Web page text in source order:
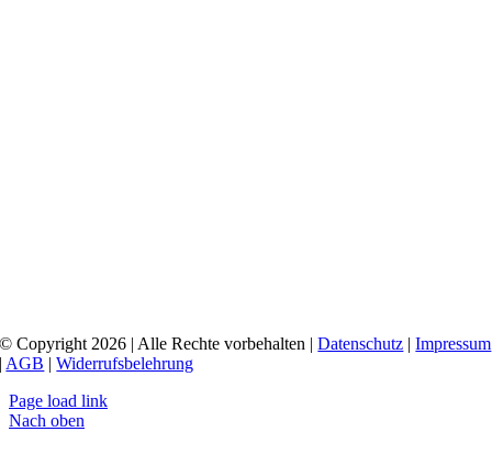
© Copyright 2026 | Alle Rechte vorbehalten |Datenschutz |Impressum
| AGB |Widerrufsbelehrung
Page load link
Nach oben